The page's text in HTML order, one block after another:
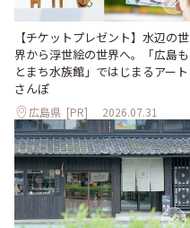
【チケットプレゼント】水辺の世
界から浮世絵の世界へ。「広島も
とまち水族館」ではじまるアート
さんぽ
広島県 [PR] 2026.07.31